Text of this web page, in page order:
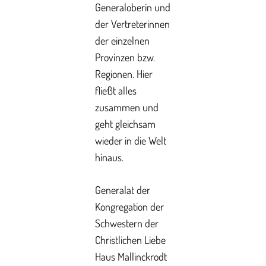
Generaloberin und
der Vertreterinnen
der einzelnen
Provinzen bzw.
Regionen. Hier
fließt alles
zusammen und
geht gleichsam
wieder in die Welt
hinaus.
Generalat der
Kongregation der
Schwestern der
Christlichen Liebe
Haus Mallinckrodt